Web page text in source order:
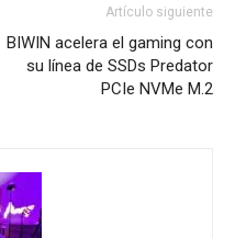
Artículo siguiente
BIWIN acelera el gaming con
su línea de SSDs Predator
PCIe NVMe M.2